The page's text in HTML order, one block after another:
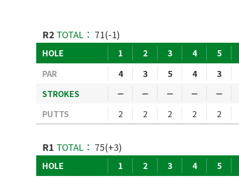
R2 TOTAL： 71(-1)
HOLE 1 2 3 4 5
PAR
4 3 5 4 3
STROKES
－ － － － －
PUTTS
2 2 2 2 2
R1 TOTAL： 75(+3)
HOLE 1 2 3 4 5